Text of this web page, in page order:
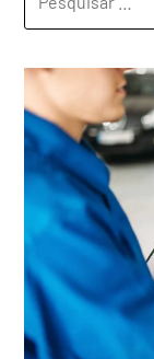
POR: